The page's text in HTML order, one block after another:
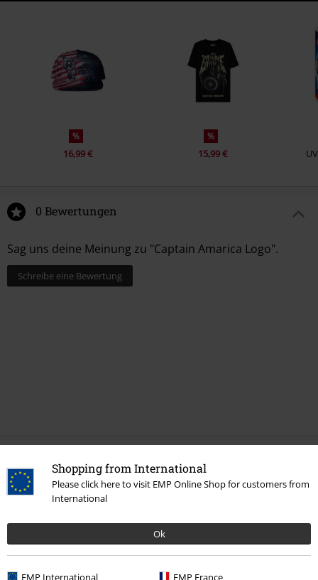
Shopping from International
Please click here to visit EMP Online Shop for customers from
International
Ok
EMP International EMP France
%
16,99 €
%
15,99 €
0 Bewertungen
Sag uns deine Meinung zu "Captain Amarica Logo".
Schreibe eine Bewertung
Mehr Kategorien. Mehr Möglichkeiten.
Neu Accessoires Caps
Sale % Filme & Serien Disney
Sale % Accessoires